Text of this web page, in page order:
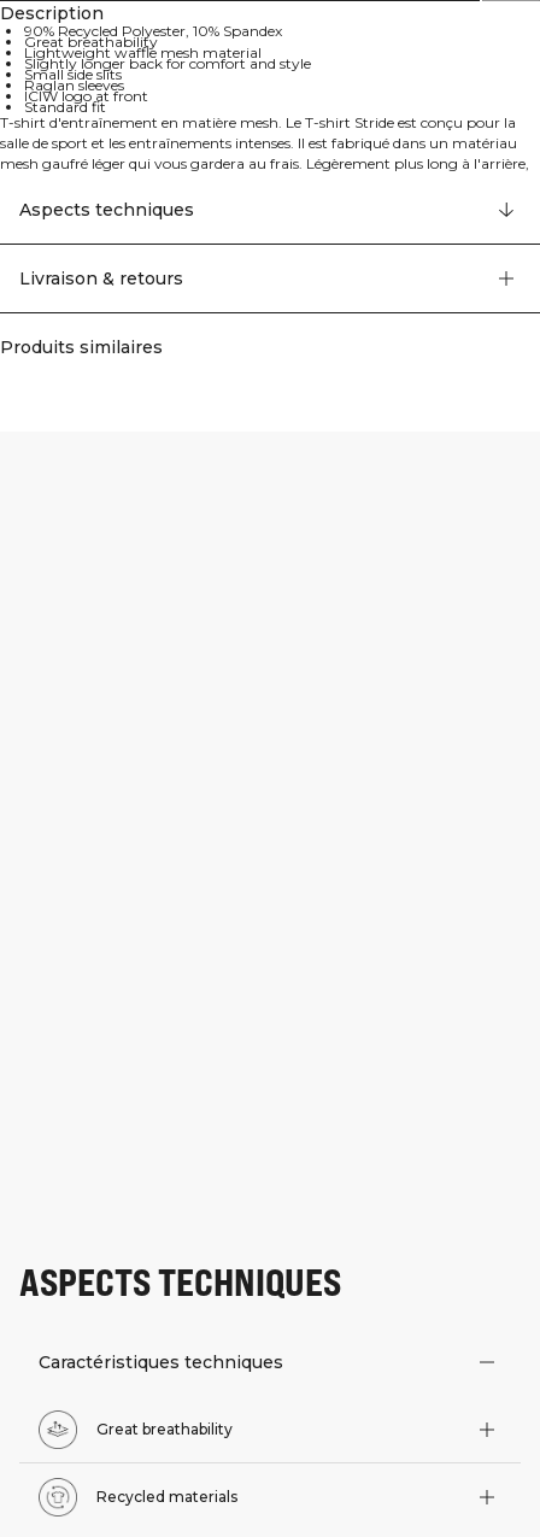
Description
90% Recycled Polyester, 10% Spandex
Great breathability
Lightweight waffle mesh material
Slightly longer back for comfort and style
Small side slits
Raglan sleeves
ICIW logo at front
Standard fit
T-shirt d'entraînement en matière mesh. Le T-shirt Stride est conçu pour la
salle de sport et les entraînements intenses. Il est fabriqué dans un matériau
mesh gaufré léger qui vous gardera au frais. Légèrement plus long à l'arrière,
Le T-shirt offre une excellente respirabilité avec un dos plus long pour plus de
confort et de style. Caractérisé par des manches raglan, le logo ICIW à l'avant
et une coupe standard. 90% Polyester recyclé, 10% Elastan.
Aspects techniques
Livraison & retours
Produits similaires
ASPECTS TECHNIQUES
Caractéristiques techniques
Great breathability
Recycled materials